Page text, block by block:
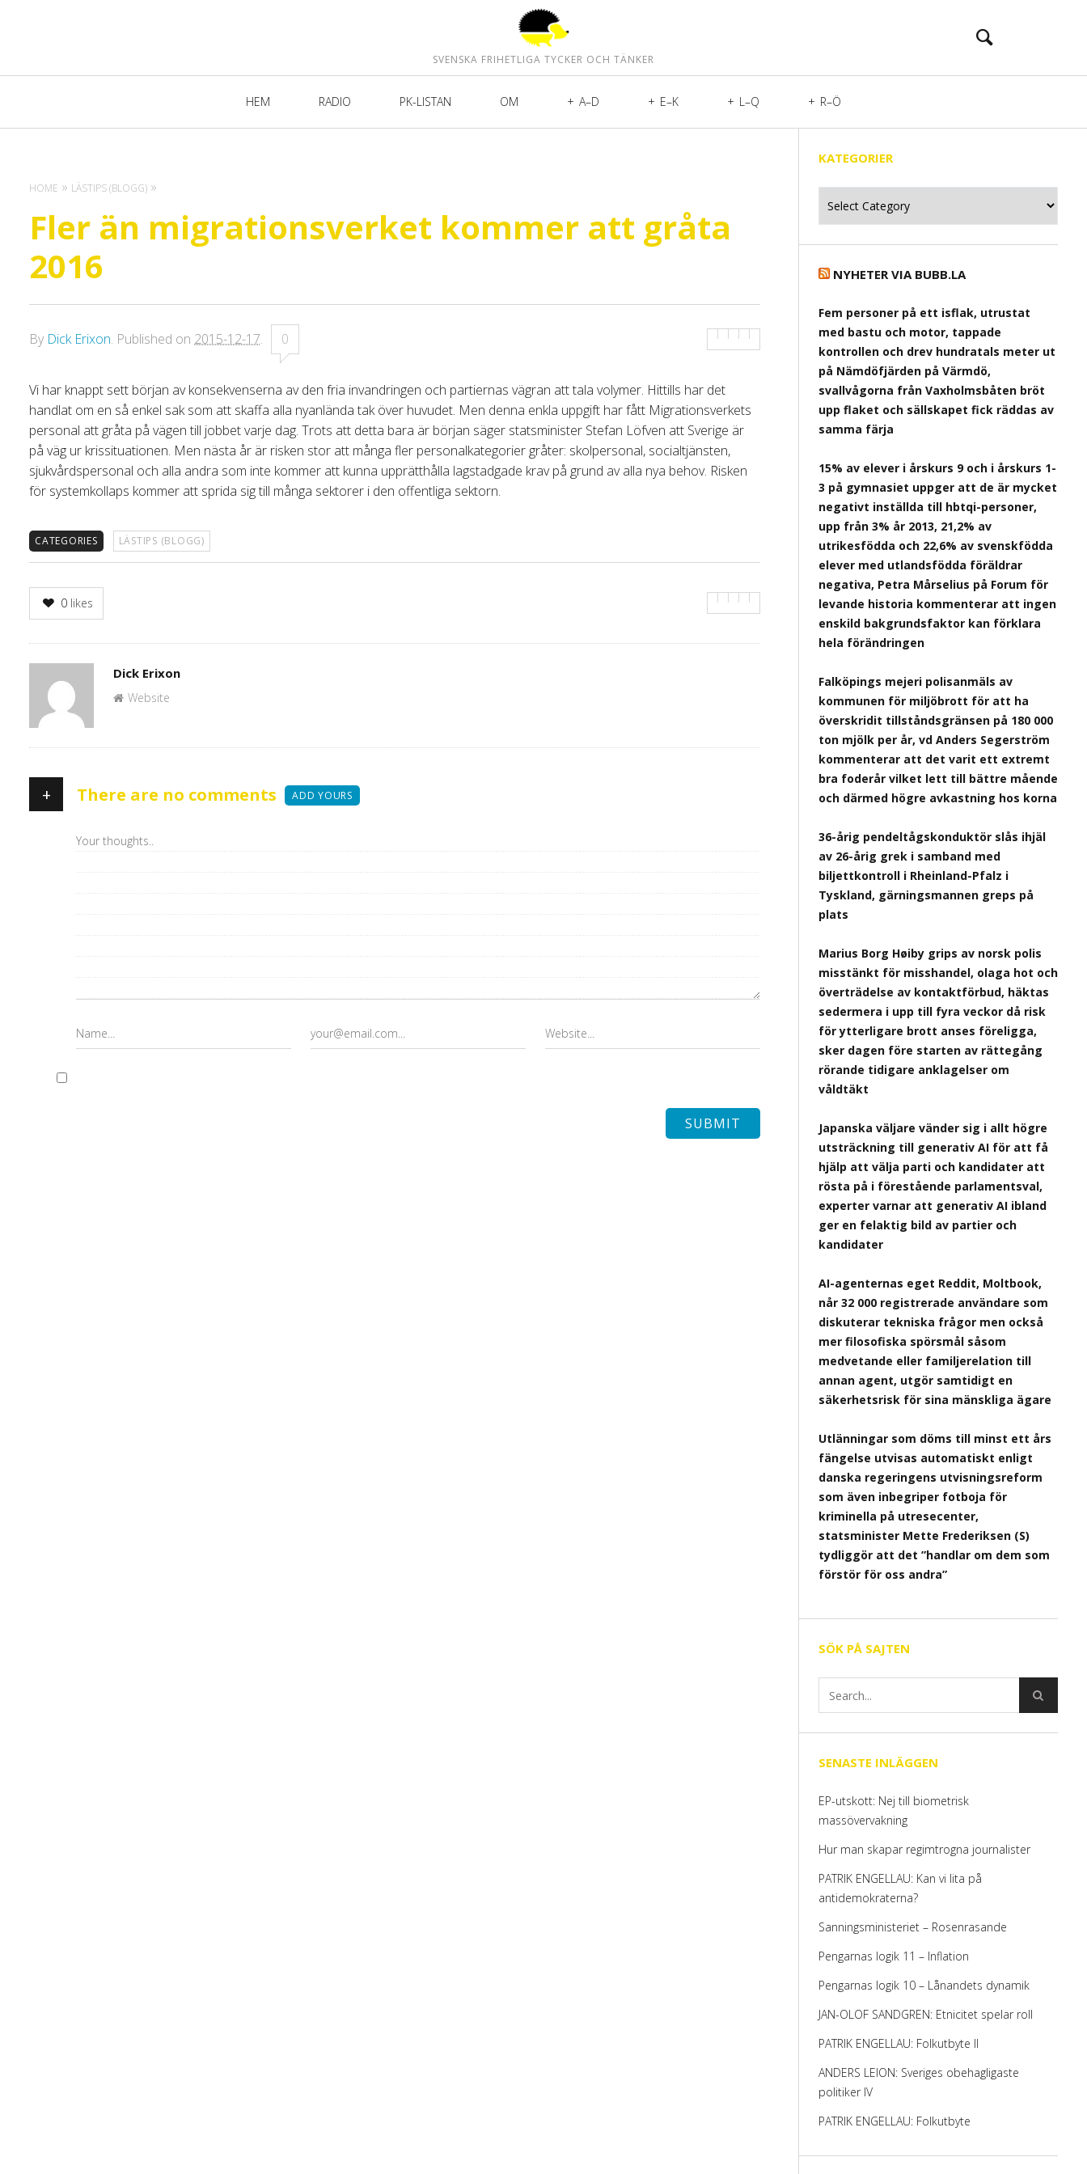
SVENSKA FRIHETLIGA TYCKER OCH TÄNKER
HEM RADIO PK-LISTAN OM A–D E–K L–Q R–Ö
HOME LÄSTIPS (BLOGG)
Fler än migrationsverket kommer att gråta
2016
By Dick Erixon. Published on 2015-12-17. 0
Vi har knappt sett början av konsekvenserna av den fria invandringen och partiernas vägran att tala volymer. Hittills har det
handlat om en så enkel sak som att skaffa alla nyanlända tak över huvudet. Men denna enkla uppgift har fått Migrationsverkets
personal att gråta på vägen till jobbet varje dag. Trots att detta bara är början säger statsminister Stefan Löfven att Sverige är
på väg ur krissituationen. Men nästa år är risken stor att många fler personalkategorier gråter: skolpersonal, socialtjänsten,
sjukvårdspersonal och alla andra som inte kommer att kunna upprätthålla lagstadgade krav på grund av alla nya behov. Risken
för systemkollaps kommer att sprida sig till många sektorer i den offentliga sektorn.
CATEGORIES LÄSTIPS (BLOGG)
0 likes
Author
Dick Erixon
Website
+ There are no comments ADD YOURS
KATEGORIER
NYHETER VIA BUBB.LA
Fem personer på ett isflak, utrustat
med bastu och motor, tappade
kontrollen och drev hundratals meter ut
på Nämdöfjärden på Värmdö,
svallvågorna från Vaxholmsbåten bröt
upp flaket och sällskapet fick räddas av
samma färja
15% av elever i årskurs 9 och i årskurs 1-
3 på gymnasiet uppger att de är mycket
negativt inställda till hbtqi-personer,
upp från 3% år 2013, 21,2% av
utrikesfödda och 22,6% av svenskfödda
elever med utlandsfödda föräldrar
negativa, Petra Mårselius på Forum för
levande historia kommenterar att ingen
enskild bakgrundsfaktor kan förklara
hela förändringen
Falköpings mejeri polisanmäls av
kommunen för miljöbrott för att ha
överskridit tillståndsgränsen på 180 000
ton mjölk per år, vd Anders Segerström
kommenterar att det varit ett extremt
bra foderår vilket lett till bättre mående
och därmed högre avkastning hos korna
36-årig pendeltågskonduktör slås ihjäl
av 26-årig grek i samband med
biljettkontroll i Rheinland-Pfalz i
Tyskland, gärningsmannen greps på
plats
Marius Borg Høiby grips av norsk polis
misstänkt för misshandel, olaga hot och
överträdelse av kontaktförbud, häktas
sedermera i upp till fyra veckor då risk
för ytterligare brott anses föreligga,
sker dagen före starten av rättegång
rörande tidigare anklagelser om
våldtäkt
Japanska väljare vänder sig i allt högre
utsträckning till generativ AI för att få
hjälp att välja parti och kandidater att
rösta på i förestående parlamentsval,
experter varnar att generativ AI ibland
ger en felaktig bild av partier och
kandidater
AI-agenternas eget Reddit, Moltbook,
når 32 000 registrerade användare som
diskuterar tekniska frågor men också
mer filosofiska spörsmål såsom
medvetande eller familjerelation till
annan agent, utgör samtidigt en
säkerhetsrisk för sina mänskliga ägare
Utlänningar som döms till minst ett års
fängelse utvisas automatiskt enligt
danska regeringens utvisningsreform
som även inbegriper fotboja för
kriminella på utresecenter,
statsminister Mette Frederiksen (S)
tydliggör att det ”handlar om dem som
förstör för oss andra”
SÖK PÅ SAJTEN
SENASTE INLÄGGEN
EP-utskott: Nej till biometrisk
massövervakning
Hur man skapar regimtrogna journalister
PATRIK ENGELLAU: Kan vi lita på
antidemokraterna?
Sanningsministeriet – Rosenrasande
Pengarnas logik 11 – Inflation
Pengarnas logik 10 – Lånandets dynamik
JAN-OLOF SANDGREN: Etnicitet spelar roll
PATRIK ENGELLAU: Folkutbyte II
ANDERS LEION: Sveriges obehagligaste
politiker IV
PATRIK ENGELLAU: Folkutbyte